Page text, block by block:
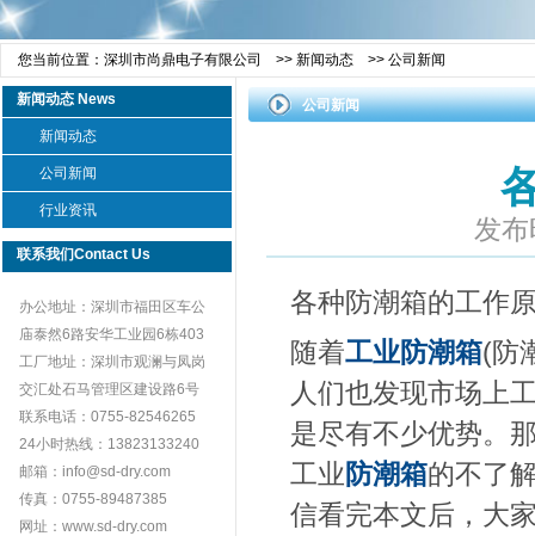
您当前位置： 深圳市尚鼎电子有限公司 >> 新闻动态 >> 公司新闻
新闻动态 News
新闻动态
公司新闻
行业资讯
联系我们Contact Us
办公地址：深圳市福田区车公
庙泰然6路安华工业园6栋403
工厂地址：深圳市观澜与凤岗
交汇处石马管理区建设路6号
联系电话：0755-82546265
24小时热线：13823133240
邮箱：info@sd-dry.com
传真：0755-89487385
网址：www.sd-dry.com
公司新闻
发
各种防潮箱的工作
随着工业防潮箱(防
人们也发现市场上
是尽有不少优势。
工业 防潮箱的不了
信看完本文后，大